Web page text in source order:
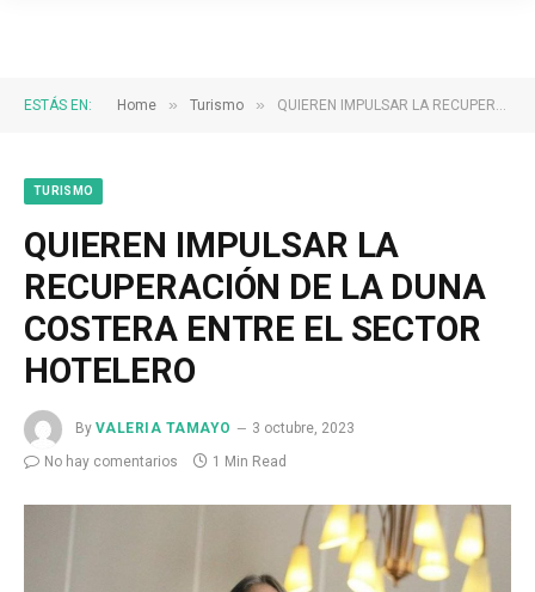
ESTÁS EN: Home » Turismo » QUIEREN IMPULSAR LA RECUPERACIÓN DE LA DUNA COSTERA ENTRE EL SECTOR HOTELERO
TURISMO
QUIEREN IMPULSAR LA
RECUPERACIÓN DE LA DUNA
COSTERA ENTRE EL SECTOR
HOTELERO
By VALERIA TAMAYO
3 octubre, 2023
No hay comentarios
1 Min Read